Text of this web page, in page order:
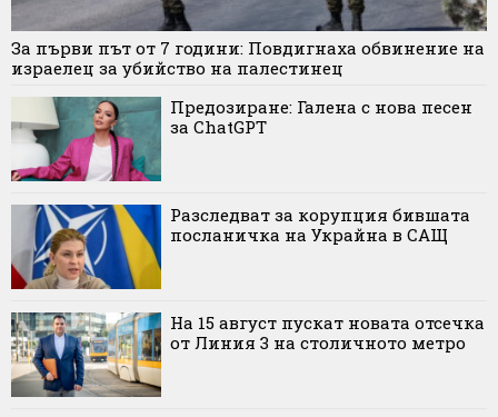
За първи път от 7 години: Повдигнаха обвинение на
израелец за убийство на палестинец
Предозиране: Галена с нова песен
за ChatGPT
Разследват за корупция бившата
посланичка на Украйна в САЩ
На 15 август пускат новата отсечка
от Линия 3 на столичното метро